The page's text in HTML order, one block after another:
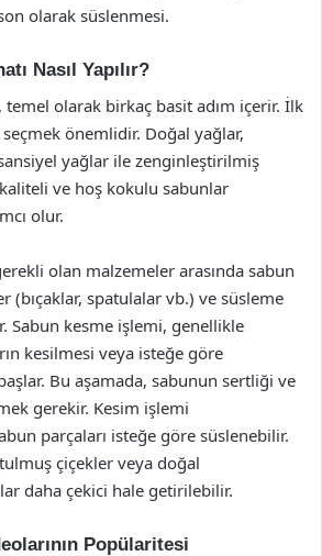
olarak süslenmesi.
Nasıl Yapılır?
temel olarak birkaç basit adım içerir. İlk
seçmek önemlidir. Doğal yağlar,
yağlar ile zenginleştirilmiş
ve hoş kokulu sabunlar
olur.
olan malzemeler arasında sabun
(bıçaklar, spatulalar vb.) ve süsleme
Sabun kesme işlemi, genellikle
kesilmesi veya isteğe göre
Bu aşamada, sabunun sertliği ve
gerekir. Kesim işlemi
parçaları isteğe göre süslenebilir.
çiçekler veya doğal
daha çekici hale getirilebilir.
Popülaritesi